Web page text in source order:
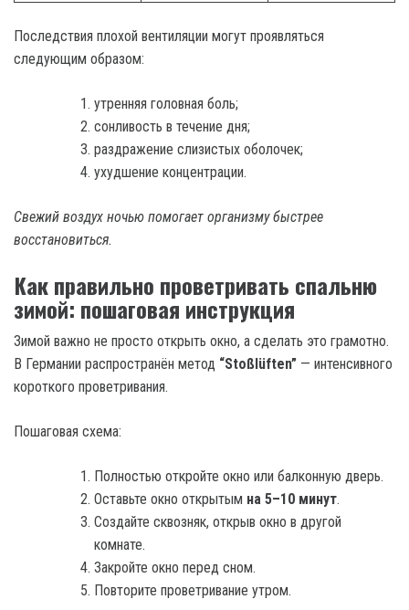
Последствия плохой вентиляции могут проявляться
следующим образом:
утренняя головная боль;
сонливость в течение дня;
раздражение слизистых оболочек;
ухудшение концентрации.
Свежий воздух ночью помогает организму быстрее
восстановиться.
Как правильно проветривать спальню
зимой: пошаговая инструкция
Зимой важно не просто открыть окно, а сделать это грамотно.
В Германии распространён метод “Stoßlüften” — интенсивного
короткого проветривания.
Пошаговая схема:
Полностью откройте окно или балконную дверь.
Оставьте окно открытым на 5–10 минут.
Создайте сквозняк, открыв окно в другой
комнате.
Закройте окно перед сном.
Повторите проветривание утром.